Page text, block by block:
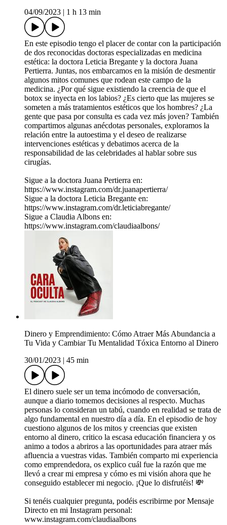
04/09/2023
1 h 13 min
En este episodio tengo el placer de contar con la participación
de dos reconocidas doctoras especializadas en medicina
estética: la doctora Leticia Bregante y la doctora Juana
Pertierra. Juntas, nos embarcamos en la misión de desmentir
algunos mitos comunes que rodean este campo de la
medicina. ¿Por qué sigue existiendo la creencia de que el
botox se inyecta en los labios? ¿Es cierto que las mujeres se
someten a más tratamientos estéticos que los hombres? ¿La
gente que pasa por consulta es cada vez más joven? También
compartimos algunas anécdotas personales, exploramos la
relación entre la autoestima y el deseo de realizarse
intervenciones estéticas y debatimos acerca de la
responsabilidad de las celebridades al hablar sobre sus
cirugías.
Sigue a la doctora Juana Pertierra en:
https://www.instagram.com/dr.juanapertierra/
Sigue a la doctora Leticia Bregante en:
https://www.instagram.com/dr.leticiabregante/
Sigue a Claudia Albons en:
https://www.instagram.com/claudiaalbons/
Dinero y Emprendimiento: Cómo Atraer Más Abundancia a
Tu Vida y Cambiar Tu Mentalidad Tóxica Entorno al Dinero
30/01/2023
45 min
El dinero suele ser un tema incómodo de conversación,
aunque a diario tomemos decisiones al respecto. Muchas
personas lo consideran un tabú, cuando en realidad se trata de
algo fundamental en nuestro día a día. En el episodio de hoy
cuestiono algunos de los mitos y creencias que existen
entorno al dinero, critico la escasa educación financiera y os
animo a todos a abriros a las oportunidades para atraer más
afluencia a vuestras vidas. También comparto mi experiencia
como emprendedora, os explico cuál fue la razón que me
llevó a crear mi empresa y cómo es mi visión ahora que he
conseguido establecer mi negocio. ¡Que lo disfrutéis! 💸
Si tenéis cualquier pregunta, podéis escribirme por Mensaje
Directo en mi Instagram personal:
www.instagram.com/claudiaalbons